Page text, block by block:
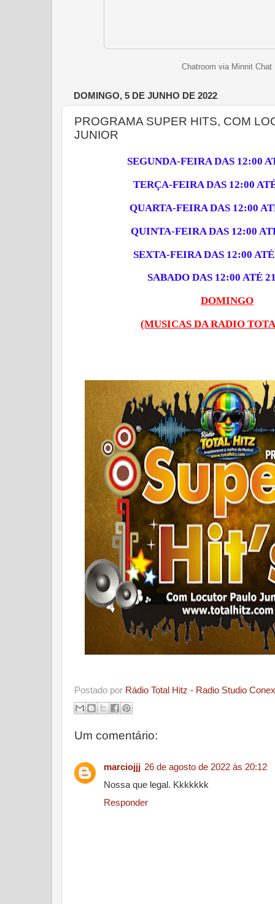
Chatroom via Minnit Chat
DOMINGO, 5 DE JUNHO DE 2022
PROGRAMA SUPER HITS, COM
JUNIOR
SEGUNDA-FEIRA DAS 12:00
TERÇA-FEIRA DAS 12:00
QUARTA-FEIRA DAS 12:00
QUINTA-FEIRA DAS 12:00
SEXTA-FEIRA DAS 12:00
SABADO DAS 12:00 ATÉ
DOMINGO
(MUSICAS DA RADIO
Postado por Rádio Total Hitz - Radio Studio
Um comentário:
marciojjj 26 de agosto de 2022 às 20:12
Nossa que legal. Kkkkkkk
Responder